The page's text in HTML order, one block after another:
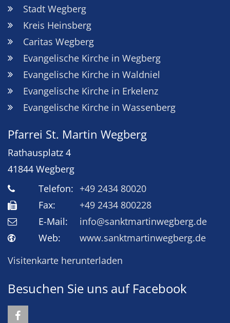
Stadt Wegberg
Kreis Heinsberg
Caritas Wegberg
Evangelische Kirche in Wegberg
Evangelische Kirche in Waldniel
Evangelische Kirche in Erkelenz
Evangelische Kirche in Wassenberg
Pfarrei St. Martin Wegberg
Rathausplatz 4
41844 Wegberg
Telefon: +49 2434 80020
Fax:
+49 2434 800228
E-Mail:
info@sanktmartinwegberg.de
Web:
www.sanktmartinwegberg.de
Visitenkarte herunterladen
Besuchen Sie uns auf Facebook